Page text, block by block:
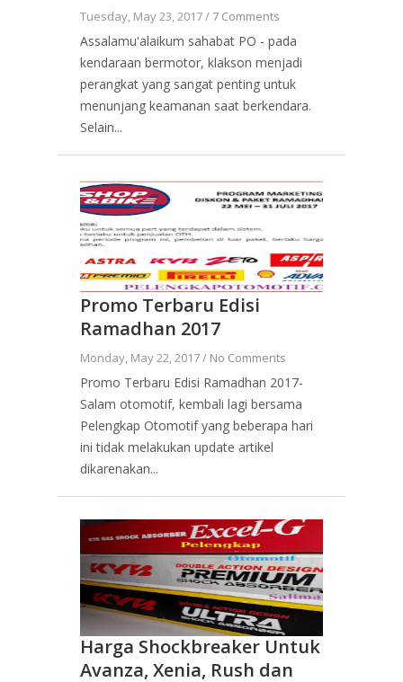
Tuesday, May 23, 2017 / 7 Comments
Assalamu'alaikum sahabat PO - pada
kendaraan bermotor, klakson menjadi
perangkat yang sangat penting untuk
menunjang keamanan saat berkendara.
Selain...
Promo Terbaru Edisi
Ramadhan 2017
Monday, May 22, 2017 / No Comments
Promo Terbaru Edisi Ramadhan 2017-
Salam otomotif, kembali lagi bersama
Pelengkap Otomotif yang beberapa hari
ini tidak melakukan update artikel
dikarenakan...
Harga Shockbreaker Untuk
Avanza, Xenia, Rush dan